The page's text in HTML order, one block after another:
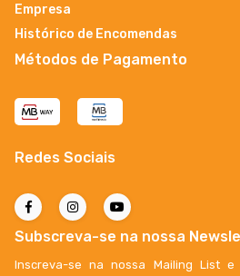
Empresa
Histórico de Encomendas
Métodos de Pagamento
Redes Sociais
Subscreva-se na nossa
Inscreva-se na nossa Mailing List